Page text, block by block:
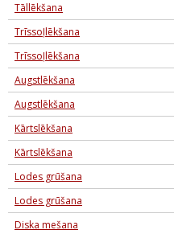
Tāllēkšana
Trīssoļlēkšana
Trīssoļlēkšana
Augstlēkšana
Augstlēkšana
Kārtslēkšana
Kārtslēkšana
Lodes grūšana
Lodes grūšana
Diska mešana